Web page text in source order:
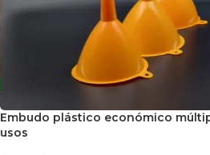
Embudo plástico económico
usos